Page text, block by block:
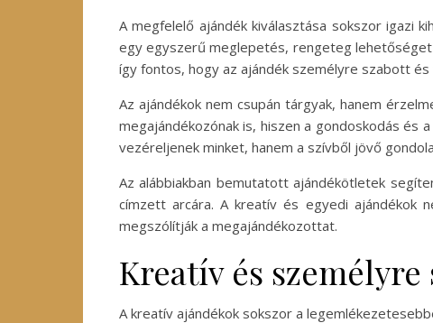
A megfelelő ajándék kiválasztása sokszor igazi
egy egyszerű meglepetés, rengeteg lehetőséget
így fontos, hogy az ajándék személyre szabott
Az ajándékok nem csupán tárgyak, hanem
megajándékozónak is, hiszen a gondoskodás és
vezéreljenek minket, hanem a szívből jövő
Az alábbiakban bemutatott ajándékötletek
címzett arcára. A kreatív és egyedi ajándékok
megszólítják a megajándékozottat.
Kreatív és
A kreatív ajándékok sokszor a